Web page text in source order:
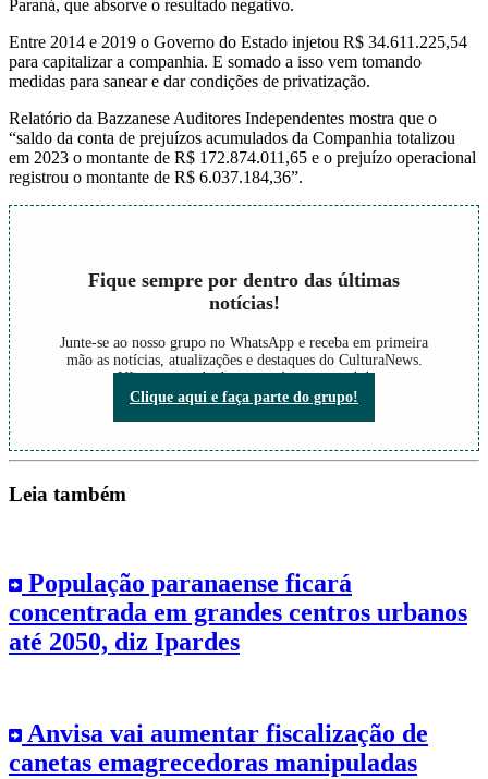
Paraná, que absorve o resultado negativo.
Entre 2014 e 2019 o Governo do Estado injetou R$ 34.611.225,54
para capitalizar a companhia. E somado a isso vem tomando
medidas para sanear e dar condições de privatização.
Relatório da Bazzanese Auditores Independentes mostra que o
“saldo da conta de prejuízos acumulados da Companhia totalizou
em 2023 o montante de R$ 172.874.011,65 e o prejuízo operacional
registrou o montante de R$ 6.037.184,36”.
Fique sempre por dentro das últimas
notícias!
Junte-se ao nosso grupo no WhatsApp e receba em primeira
mão as notícias, atualizações e destaques do CulturaNews.
Não perca nada do que está acontecendo!
Clique aqui e faça parte do grupo!
Leia também
População paranaense ficará
concentrada em grandes centros urbanos
até 2050, diz Ipardes
Anvisa vai aumentar fiscalização de
canetas emagrecedoras manipuladas